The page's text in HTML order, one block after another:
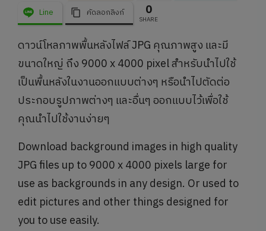
Line
คัดลอกลิงก์ 0
SHARE
ดาวน์โหลภาพพื้นหลังไฟล์ JPG คุณภาพสูง และมี
ขนาดใหญ่ ถึง 9000 x 4000 pixel สำหรับนำไปใช้
เป็นพื้นหลังในงานออกแบบต่างๆ หรือนำไปตัดต่อ
ประกอบรูปภาพต่างๆ และอื่นๆ ออกแบบไว้เพื่อใช้
คุณนำไปใช้งานง่ายๆ
Download background images in high quality
JPG files up to 9000 x 4000 pixels large for
use as backgrounds in any design. Or used to
edit pictures and other things designed for
you to use easily.